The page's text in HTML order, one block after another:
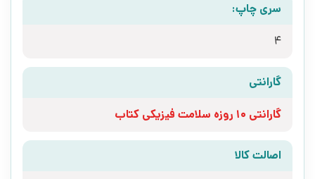
سری چاپ:
4
گارانتی
گارانتی 10 روزه سلامت فیزیکی کتاب
اصالت کالا